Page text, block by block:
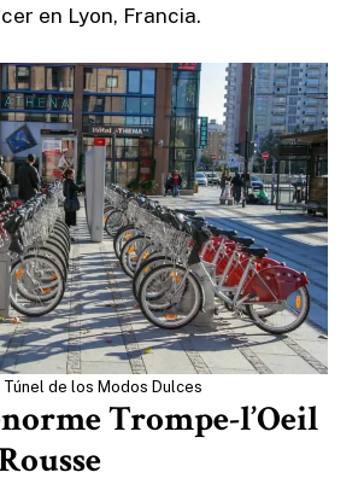
en Lyon, Francia.
Túnel de los Modos Dulces
Trompe-l’Oeil